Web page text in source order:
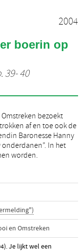
2004
boerin op
39- 40
bezoekt
af en toe ook de
Baronesse Hanny
In het
worden.
en Omstreken
Je lijkt wel een